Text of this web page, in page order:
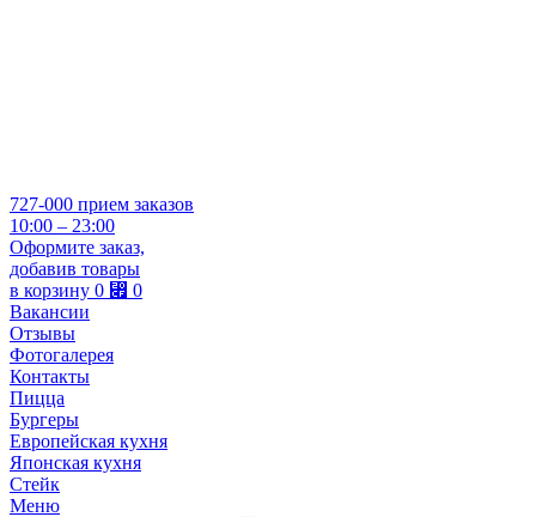
727-000 прием заказов
10:00 – 23:00
Оформите заказ,
добавив товары
в корзину 0 ⃏ 0
Вакансии
Отзывы
Фотогалерея
Контакты
Пицца
Бургеры
Европейская кухня
Японская кухня
Стейк
Меню